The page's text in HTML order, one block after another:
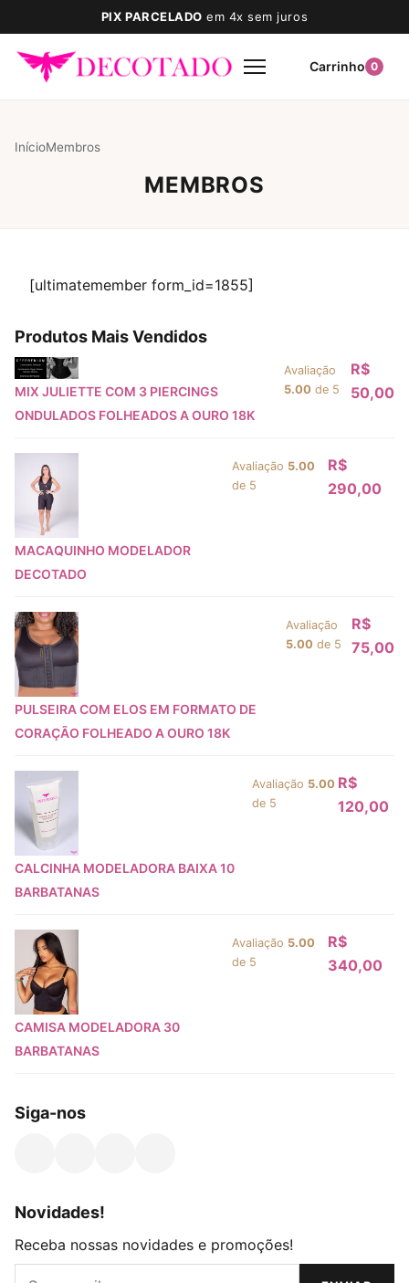
PIX PARCELADO em 4x sem juros
Carrinho 0
InícioMembros
MEMBROS
[ultimatemember form_id=1855]
Produtos Mais Vendidos
MIX JULIETTE COM 3 PIERCINGS
ONDULADOS FOLHEADOS A OURO 18K
Avaliação
5.00 de 5
R$
50,00
MACAQUINHO MODELADOR
DECOTADO
Avaliação 5.00
de 5
R$
290,00
PULSEIRA COM ELOS EM FORMATO DE
CORAÇÃO FOLHEADO A OURO 18K
Avaliação
5.00 de 5
R$
75,00
CALCINHA MODELADORA BAIXA 10
BARBATANAS
Avaliação 5.00
de 5
R$
120,00
CAMISA MODELADORA 30
BARBATANAS
Avaliação 5.00
de 5
R$
340,00
Siga-nos
Novidades!
Receba nossas novidades e promoções!